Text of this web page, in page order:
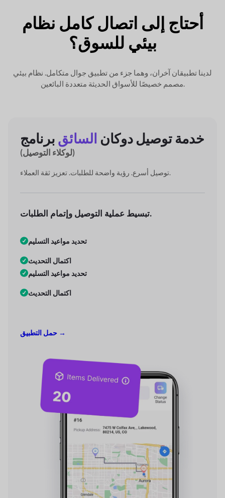
أحتاج إلى اتصال كامل نظام
بيئي للسوق؟
لدينا تطبيقان آخران، وهما جزء من تطبيق جوال متكامل. نظام بيئي
خدمة توصيل دوكان السائق برنامج
(لوكلاء التوصيل)
توصيل أسرع. رؤية واضحة للطلبات. تعزيز ثقة العملاء.
تبسيط عملية التوصيل وإتمام الطلبات.
تحديد مواعيد التسليم
اكتمال التحديث
تحديد مواعيد التسليم
اكتمال التحديث
حمل التطبيق →